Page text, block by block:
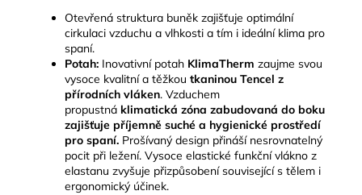
Otevřená struktura buněk zajišťuje optimální
cirkulaci vzduchu a vlhkosti a tím i ideální klima pro
spaní.
Potah: Inovativní potah KlimaTherm zaujme svou
vysoce kvalitní a těžkou tkaninou Tencel z
přírodních vláken. Vzduchem
propustná klimatická zóna zabudovaná do boku
zajišťuje příjemně suché a hygienické prostředí
pro spaní. Prošívaný design přináší nesrovnatelný
pocit při ležení. Vysoce elastické funkční vlákno z
elastanu zvyšuje přizpůsobení související s tělem i
ergonomický účinek.